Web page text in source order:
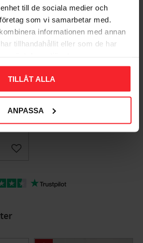
till de sociala medier och
som vi samarbetar med.
informationen med annan
tillhandahållit eller som de har
TILLÅT ALLA
ANPASSA
Lägg till i favoriter